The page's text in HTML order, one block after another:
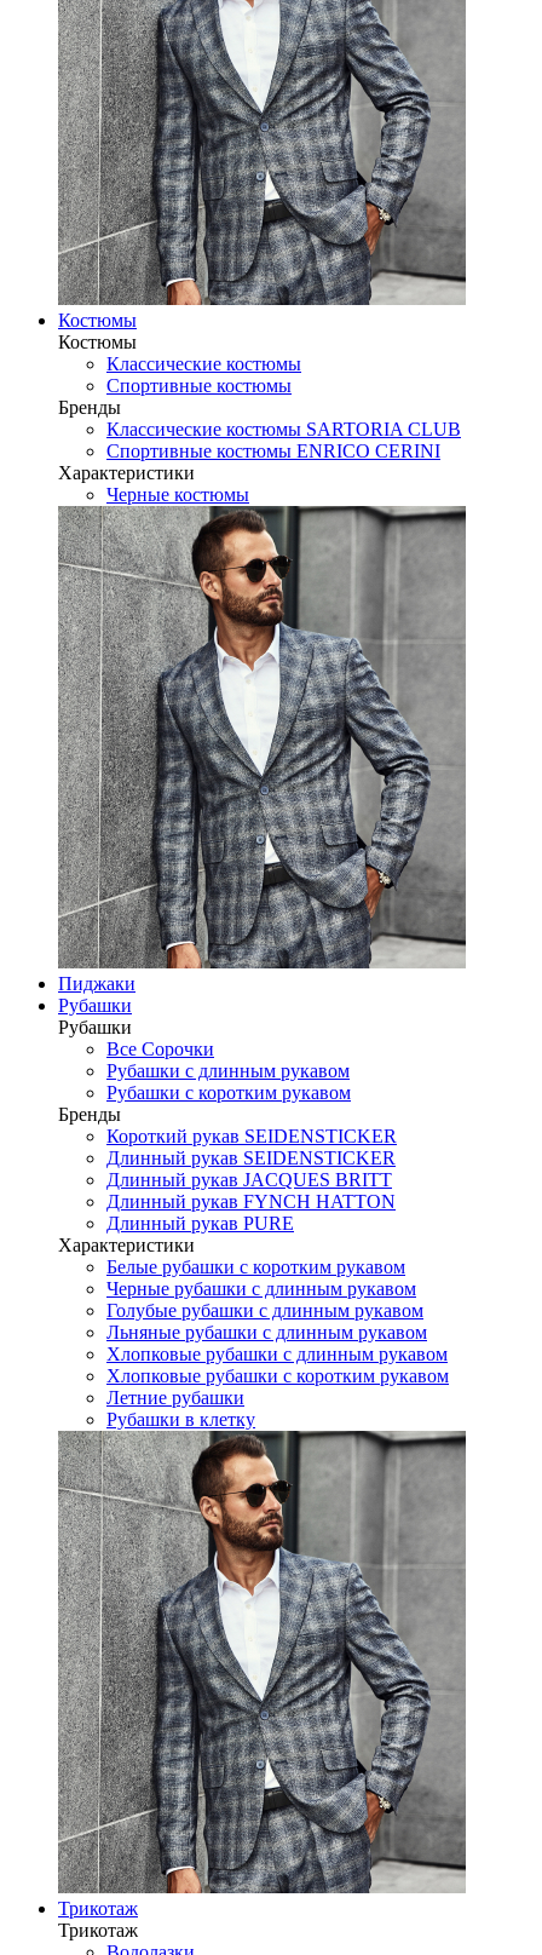
Костюмы
Костюмы
Классические костюмы
Спортивные костюмы
Бренды
Классические костюмы SARTORIA CLUB
Спортивные костюмы ENRICO CERINI
Характеристики
Черные костюмы
Пиджаки
Рубашки
Рубашки
Все Сорочки
Рубашки с длинным рукавом
Рубашки с коротким рукавом
Бренды
Короткий рукав SEIDENSTICKER
Длинный рукав SEIDENSTICKER
Длинный рукав JAСQUES BRITT
Длинный рукав FYNCH HATTON
Длинный рукав PURE
Характеристики
Белые рубашки с коротким рукавом
Черные рубашки с длинным рукавом
Голубые рубашки с длинным рукавом
Льняные рубашки с длинным рукавом
Хлопковые рубашки с длинным рукавом
Хлопковые рубашки с коротким рукавом
Летние рубашки
Рубашки в клетку
Трикотаж
Трикотаж